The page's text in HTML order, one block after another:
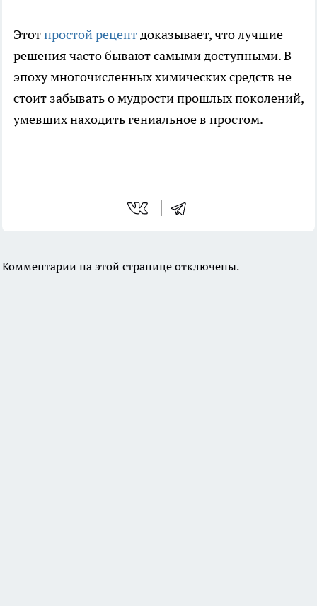
Этотпростой рецептдоказывает, что лучшие
решения часто бывают самыми доступными. В
эпоху многочисленных химических средств не
стоит забывать о мудрости прошлых поколений,
умевших находить гениальное в простом.
Комментарии на этой странице отключены.